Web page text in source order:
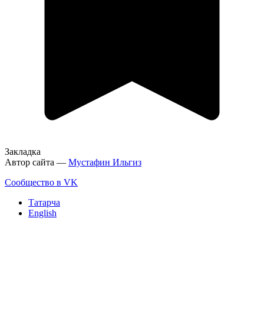
Закладка
Автор сайта — Мустафин Ильгиз
Сообщество в VK
Татарча
English